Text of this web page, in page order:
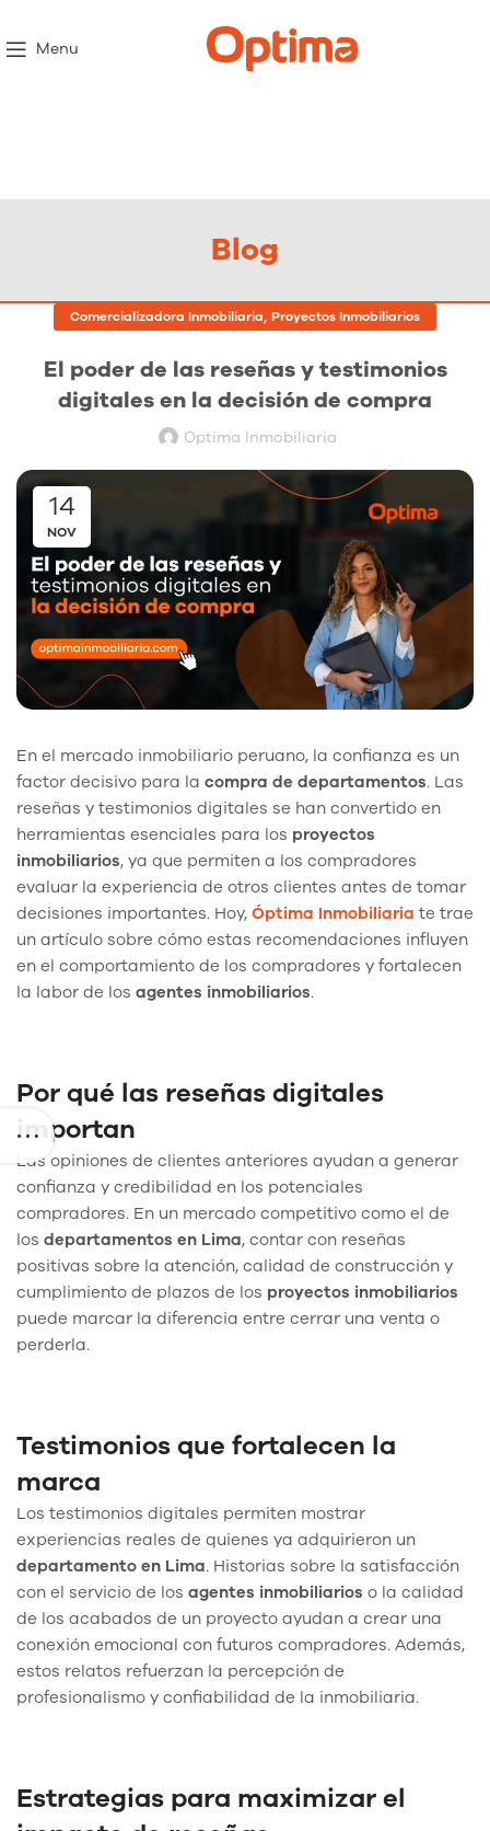
Menu
Blog
Comercializadora Inmobiliaria, Proyectos Inmobiliarios
El poder de las reseñas y testimonios
digitales en la decisión de compra
Optima Inmobiliaria
14
NOV
En el mercado inmobiliario peruano, la confianza es un
factor decisivo para la compra de departamentos. Las
reseñas y testimonios digitales se han convertido en
herramientas esenciales para los proyectos
inmobiliarios, ya que permiten a los compradores
evaluar la experiencia de otros clientes antes de tomar
decisiones importantes. Hoy, Óptima Inmobiliaria te trae
un artículo sobre cómo estas recomendaciones influyen
en el comportamiento de los compradores y fortalecen
la labor de los agentes inmobiliarios.
Por qué las reseñas digitales
importan
Las opiniones de clientes anteriores ayudan a generar
confianza y credibilidad en los potenciales
compradores. En un mercado competitivo como el de
los departamentos en Lima, contar con reseñas
positivas sobre la atención, calidad de construcción y
cumplimiento de plazos de los proyectos inmobiliarios
puede marcar la diferencia entre cerrar una venta o
perderla.
Testimonios que fortalecen la
marca
Los testimonios digitales permiten mostrar
experiencias reales de quienes ya adquirieron un
departamento en Lima. Historias sobre la satisfacción
con el servicio de los agentes inmobiliarios o la calidad
de los acabados de un proyecto ayudan a crear una
conexión emocional con futuros compradores. Además,
estos relatos refuerzan la percepción de
profesionalismo y confiabilidad de la inmobiliaria.
Estrategias para maximizar el